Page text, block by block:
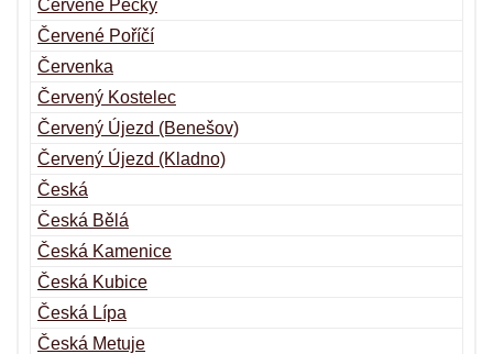
Červené Pečky
Červené Poříčí
Červenka
Červený Kostelec
Červený Újezd (Benešov)
Červený Újezd (Kladno)
Česká
Česká Bělá
Česká Kamenice
Česká Kubice
Česká Lípa
Česká Metuje